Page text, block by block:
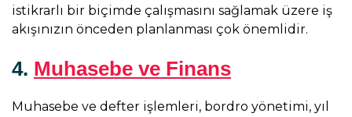
istikrarlı bir biçimde çalışmasını sağlamak üzere iş
akışınızın önceden planlanması çok önemlidir.
4. Muhasebe ve Finans
Muhasebe ve defter işlemleri, bordro yönetimi, yıl